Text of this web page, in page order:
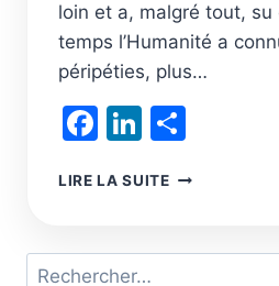
loin et a, malgré tout, su
temps l’Humanité a
péripéties, plus…
Facebook
LinkedIn
LIRE LA SUITECINQ
Rechercher :